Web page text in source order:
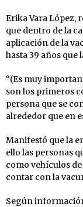
Erika Vara López,
que dentro de la
aplicación de la
hasta 39 años
“(Es muy
son los primeros
persona que se
alrededor que en
Manifestó que la
ello las personas
como vehículos
contar con la
Según